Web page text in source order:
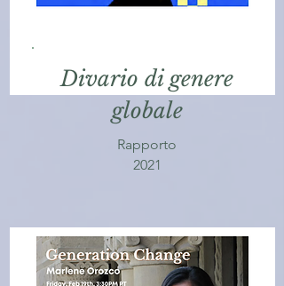
Divario di genere
globale
Rapporto
2021